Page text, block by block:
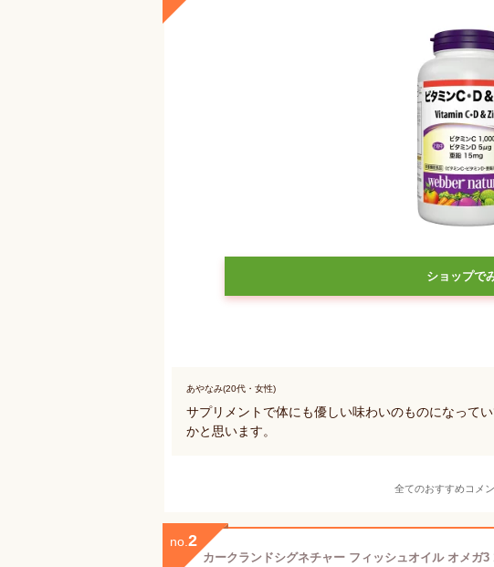
ショップで
あやなみ(20代・女性)
サプリメントで体にも優しい味わいのものになって
かと思います。
全てのおすすめコメン
no. 2